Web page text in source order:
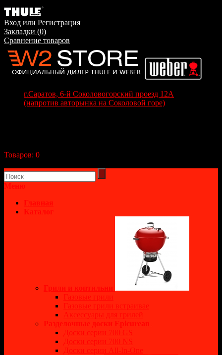
Вход или Регистрация
Закладки (0)
Сравнение товаров
г.Саратов, 6-й Соколовогорский проезд 12А
(напротив авторынка на Соколовой горе)
Товаров: 0
Меню
Главная
Каталог
Грили и коптильни
Газовые грили
Газовые грили встраивае
Аксессуары для грилей
Разделочные доски Epicurean
Доски серии 700 GS
Доски серии 700 NS
Доски серии All-In-One